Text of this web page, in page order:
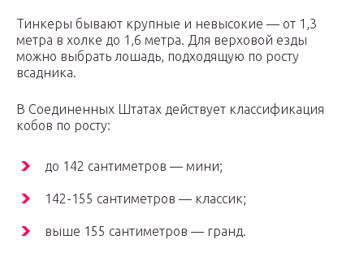
Тинкеры бывают крупные и невысокие — от 1,3
метра в холке до 1,6 метра. Для верховой езды
можно выбрать лошадь, подходящую по росту
всадника.
В Соединенных Штатах действует классификация
кобов по росту:
до 142 сантиметров — мини;
142-155 сантиметров — классик;
выше 155 сантиметров — гранд.